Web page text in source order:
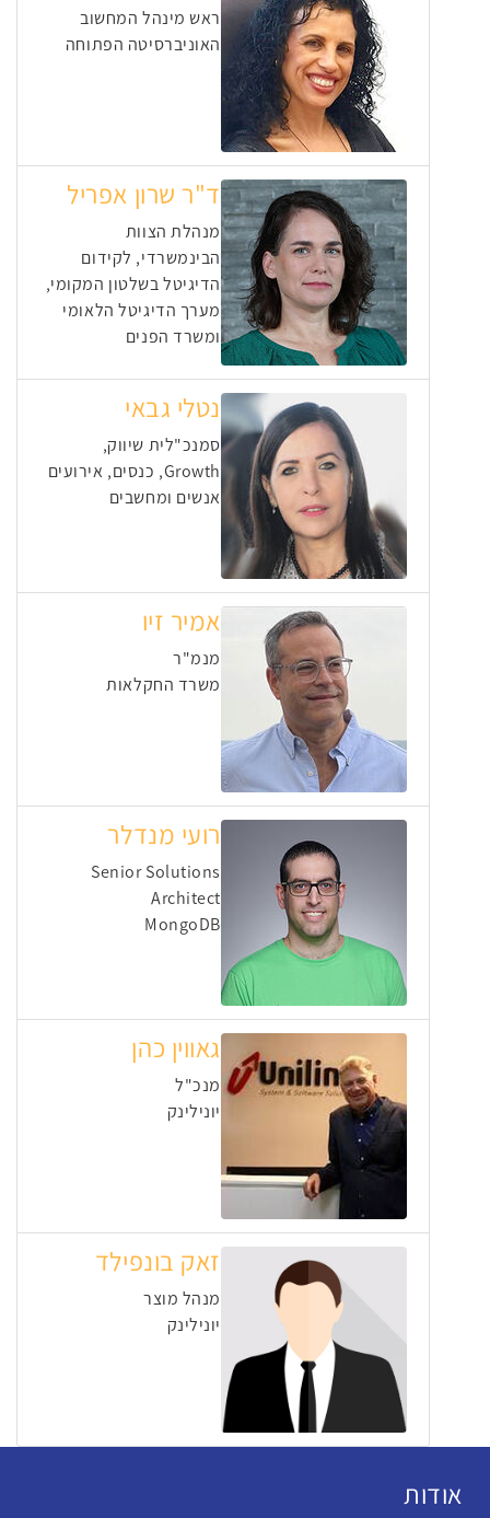
ראש מינהל המחשוב
האוניברסיטה הפתוחה
ד"ר שרון אפריל
מנהלת הצוות
הבינמשרדי, לקידום
הדיגיטל בשלטון המקומי,
מערך הדיגיטל הלאומי
ומשרד הפנים
נטלי גבאי
סמנכ"לית שיווק,
Growth, כנסים, אירועים
אנשים ומחשבים
אמיר זיו
מנמ"ר
משרד החקלאות
רועי מנדלר
Senior Solutions
Architect
MongoDB
גאווין כהן
מנכ"ל
יונילינק
זאק בונפילד
מנהל מוצר
יונילינק
אודות